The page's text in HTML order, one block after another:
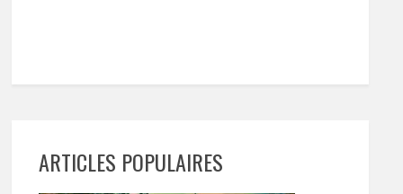
ARTICLES POPULAIRES